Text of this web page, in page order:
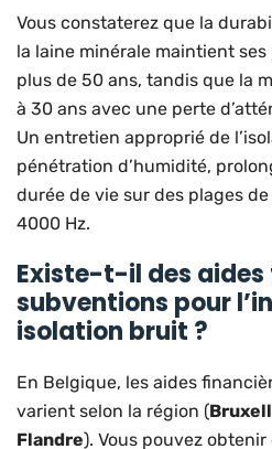
Vous constaterez que la
la laine minérale maintient
plus de 50 ans, tandis que la
à 30 ans avec une perte
Un entretien approprié de
pénétration d’humidité,
durée de vie sur des plages
4000 Hz.
Existe-t-il des aides
subventions pour
isolation bruit ?
En Belgique, les aides
varient selon la région (
Flandre). Vous pouvez